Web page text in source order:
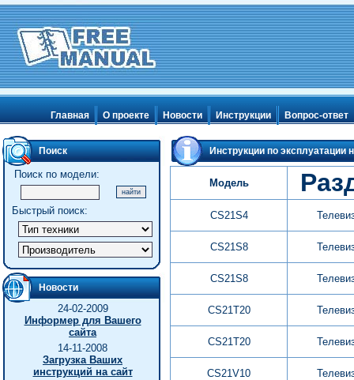
Главная О проекте Новости Инструкции Вопрос-ответ
Поиск
Поиск по модели:
Быстрый поиск:
Новости
24-02-2009
Информер для Вашего
сайта
14-11-2008
Загрузка Ваших
инструкций на сайт
Инструкции по эксплуатации
Модель
CS21S4
CS21S8
CS21S8
CS21T20
CS21T20
CS21V10